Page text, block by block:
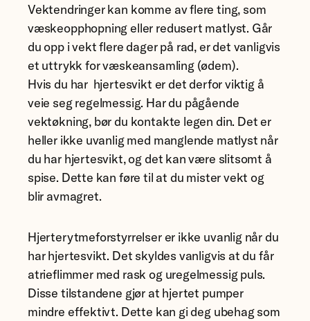
Vektendringer kan komme av flere ting, som
væskeopphopning eller redusert matlyst. Går
du opp i vekt flere dager på rad, er det vanligvis
et uttrykk for væskeansamling (ødem).
Hvis du har hjertesvikt er det derfor viktig å
veie seg regelmessig. Har du pågående
vektøkning, bør du kontakte legen din. Det er
heller ikke uvanlig med manglende matlyst når
du har hjertesvikt, og det kan være slitsomt å
spise. Dette kan føre til at du mister vekt og
blir avmagret.
Hjerterytmeforstyrrelser er ikke uvanlig når du
har hjertesvikt. Det skyldes vanligvis at du får
atrieflimmer med rask og uregelmessig puls.
Disse tilstandene gjør at hjertet pumper
mindre effektivt. Dette kan gi deg ubehag som